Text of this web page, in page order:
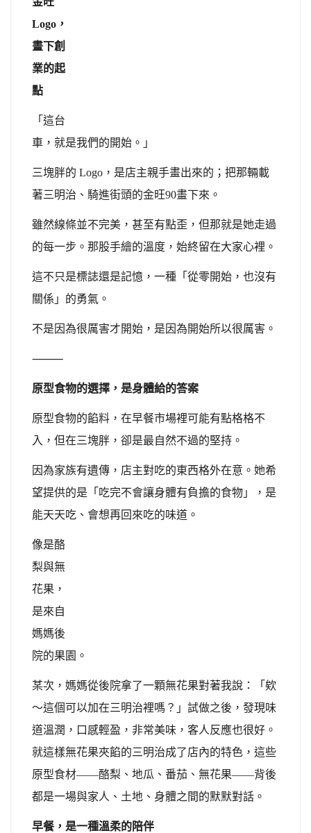
Logo，
畫下創
業的起
點
「這台
車，就是我們的開始。」
三塊胖的 Logo，是店主親手畫出來的；把那輛載
著三明治、騎進街頭的金旺90畫下來。
雖然線條並不完美，甚至有點歪，但那就是她走過
的每一步。那股手繪的溫度，始終留在大家心裡。
這不只是標誌還是記憶，一種「從零開始，也沒有
關係」的勇氣。
不是因為很厲害才開始，是因為開始所以很厲害。
⸻
原型食物的選擇，是身體給的答案
原型食物的餡料，在早餐市場裡可能有點格格不
入，但在三塊胖，卻是最自然不過的堅持。
因為家族有遺傳，店主對吃的東西格外在意。她希
望提供的是「吃完不會讓身體有負擔的食物」，是
能天天吃、會想再回來吃的味道。
像是酪
梨與無
花果，
是來自
媽媽後
院的果園。
某次，媽媽從後院拿了一顆無花果對著我說：「欸
～這個可以加在三明治裡嗎？」試做之後，發現味
道溫潤，口感輕盈，非常美味，客人反應也很好。
就這樣無花果夾餡的三明治成了店內的特色，這些
原型食材——酪梨、地瓜、番茄、無花果——背後
都是一場與家人、土地、身體之間的默默對話。
早餐，是一種溫柔的陪伴